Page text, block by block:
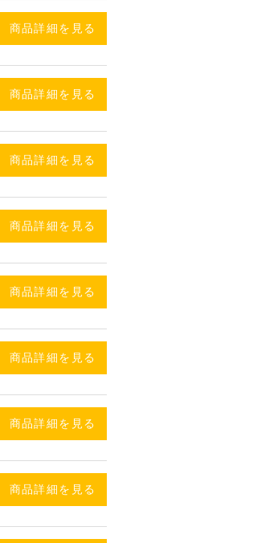
商品詳細を見る
商品詳細を見る
商品詳細を見る
商品詳細を見る
商品詳細を見る
商品詳細を見る
商品詳細を見る
商品詳細を見る